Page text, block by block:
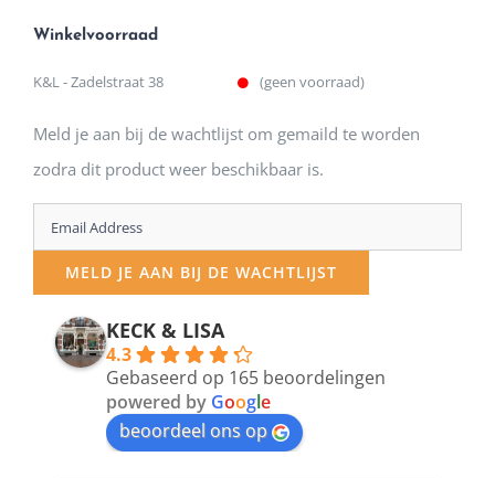
Winkelvoorraad
K&L - Zadelstraat 38 (geen voorraad)
Meld je aan bij de wachtlijst om gemaild te worden
zodra dit product weer beschikbaar is.
Enter
your
email
address
MELD JE AAN BIJ DE WACHTLIJST
KECK & LISA
4.3
Gebaseerd op 165 beoordelingen
powered by Google
beoordeel ons op